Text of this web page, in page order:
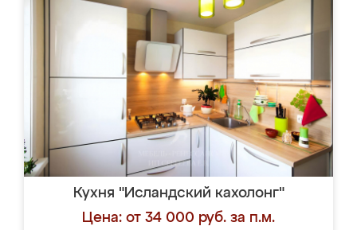
Кухня "Исландский кахолонг"
Цена: от 34 000 руб. за п.м.